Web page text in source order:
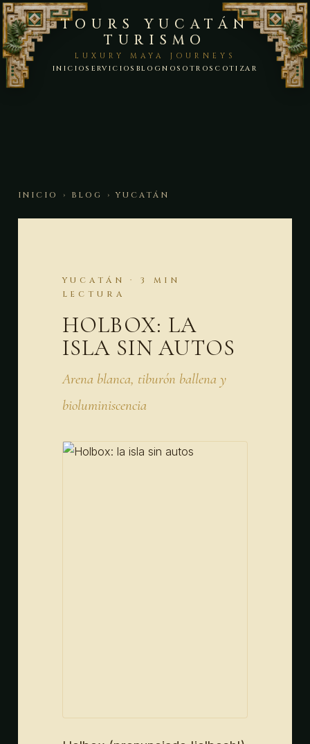
TOURS YUCATÁN
TURISMO
LUXURY MAYA JOURNEYS
INICIO SERVICIOS BLOGNOSOTROS COTIZAR
INICIO › BLOG › YUCATÁN
YUCATÁN · 3 MIN
LECTURA
HOLBOX: LA
ISLA SIN AUTOS
Arena blanca, tiburón ballena y
bioluminiscencia